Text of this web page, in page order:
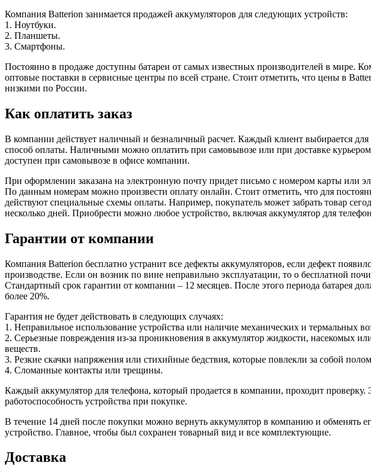
Компания Batterion занимается продажей аккумуляторов для следующих устройств:
1. Ноутбуки.
2. Планшеты.
3. Смартфоны.
Постоянно в продаже доступны батареи от самых известных производителей в мире.
оптовые поставки в сервисные центры по всей стране. Стоит отметить, что цены в
низкими по России.
Как оплатить заказ
В компании действует наличный и безналичный расчет. Каждый клиент выбирается
способ оплаты. Наличными можно оплатить при самовывозе или при доставке
доступен при самовывозе в офисе компании.
При оформлении заказана на электронную почту придет письмо с номером карты или
По данным номерам можно произвести оплату онлайн. Стоит отметить, что для
действуют специальные схемы оплаты. Например, покупатель может забрать товар
несколько дней. Приобрести можно любое устройство, включая аккумулятор для
Гарантии от компании
Компания Batterion бесплатно устранит все дефекты аккумуляторов, если дефект
производстве. Если он возник по вине неправильно эксплуатации, то о бесплатной
Стандартный срок гарантии от компании – 12 месяцев. После этого периода батарея
более 20%.
Гарантия не будет действовать в следующих случаях:
1. Неправильное использование устройства или наличие механических и термальных
2. Серьезные повреждения из-за проникновения в аккумулятор жидкости, насекомых
веществ.
3. Резкие скачки напряжения или стихийные бедствия, которые повлекли за собой
4. Сломанные контакты или трещины.
Каждый аккумулятор для телефона, который продается в компании, проходит проверку.
работоспособность устройства при покупке.
В течение 14 дней после покупки можно вернуть аккумулятор в компанию и обменять
устройство. Главное, чтобы был сохранен товарный вид и все комплектующие.
Доставка